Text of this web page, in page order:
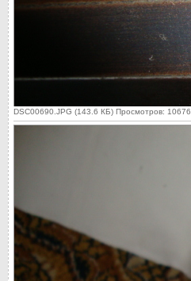
DSC00690.JPG (143.6 КБ) Просмотров: 10676